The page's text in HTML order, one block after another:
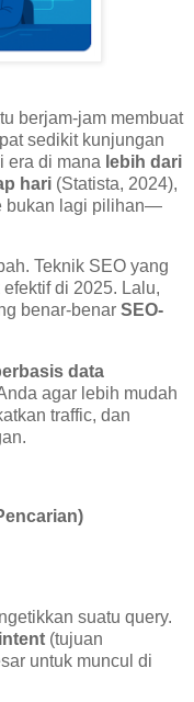
berjam-jam membuat
sedikit kunjungan
era di mana lebih dari
hari (Statista, 2024),
bukan lagi pilihan—
Teknik SEO yang
di 2025. Lalu,
benar-benar SEO-
data
agar lebih mudah
traffic, dan
suatu query.
(tujuan
untuk muncul di